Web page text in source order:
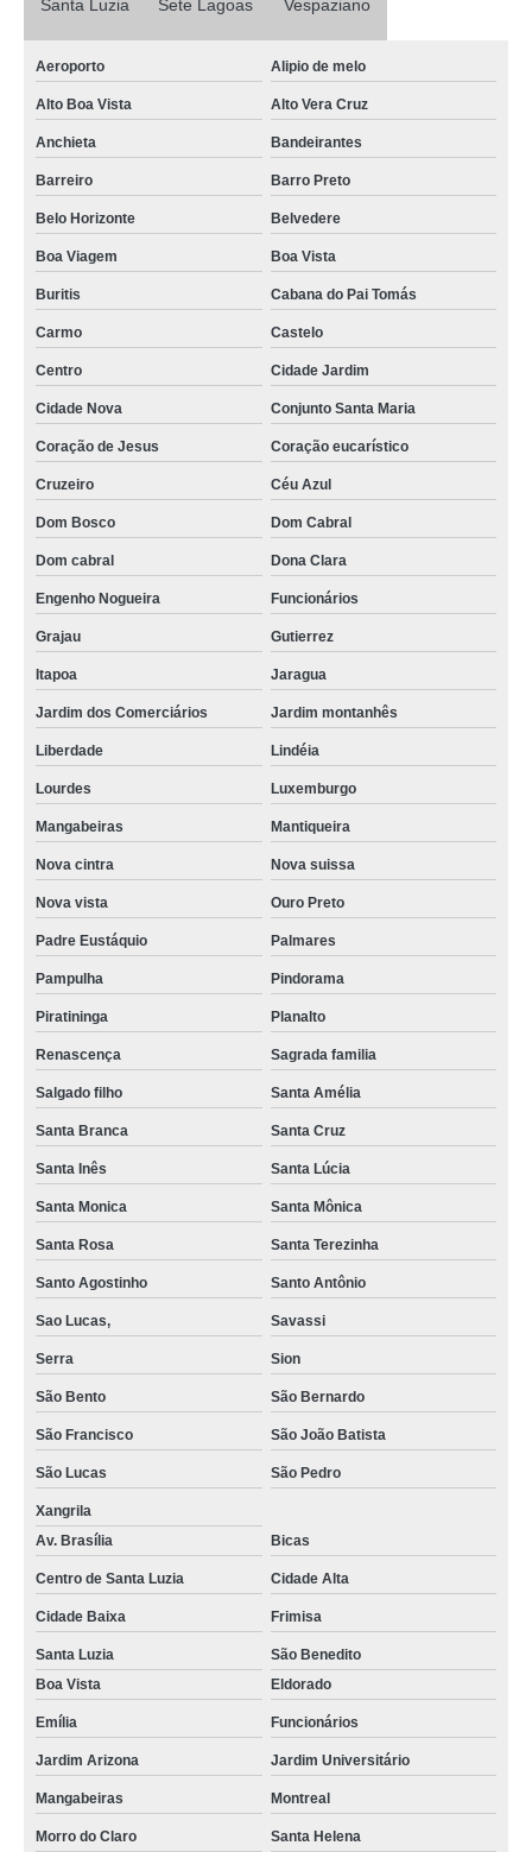
exame admissional aso agendar Alto Vera Cruz
onde faz exame admissional de sangue Vespaziano
exame ocupacional admissional Boa Viagem
exame admissional agendar Belvedere
exame toxicológico admissional agendar Anchieta
exame médico demissional Sion
exame admissional aso Buritis
exame admissional aso agendar Alto Vera Cruz
exame demissional agendar São Cristóvão
onde faz exame admissional perto de mim São Francisco
exame admissional perto de mim Itapoa
exame médico demissional agendar Dom Bosco
onde faz exame médico demissional Lourdes
exame ocupacional admissional Boa Viagem
onde faz exame admissional Liberdade
exame ocupacional admissional agendar Eldorado
exame admissional e demissional Bicas
onde faz exame toxicológico admissional São Bento
exame admissional de sangue agendar Luxemburgo
exame admissional Funcionários
onde faz exame médico demissional Lourdes
exame admissional perto de mim Itapoa
onde faz exame médico admissional Montreal
exame aso admissional agendar Santo Agostinho
onde faz exame admissional Liberdade
exame admissional e demissional Bicas
onde faz exame clínico admissional Santa Rosa
exame admissional de sangue agendar Luxemburgo
onde faz exame aso admissional Cruzeiro
exame aso admissional São Francisco
exame aso admissional agendar Santo Agostinho
exame admissional agendar Belvedere
Santa Luzia Sete Lagoas Vespaziano
Aeroporto Alipio de melo
Alto Boa Vista Alto Vera Cruz
Anchieta Bandeirantes
Barreiro Barro Preto
Belo Horizonte Belvedere
Boa Viagem Boa Vista
Buritis Cabana do Pai Tomás
Carmo Castelo
Centro Cidade Jardim
Cidade Nova Conjunto Santa Maria
Coração de Jesus Coração eucarístico
Cruzeiro Céu Azul
Dom Bosco Dom Cabral
Dom cabral Dona Clara
Engenho Nogueira Funcionários
Grajau Gutierrez
Itapoa Jaragua
Jardim dos Comerciários Jardim montanhês
Liberdade Lindéia
Lourdes Luxemburgo
Mangabeiras Mantiqueira
Nova cintra Nova suissa
Nova vista Ouro Preto
Padre Eustáquio Palmares
Pampulha Pindorama
Piratininga Planalto
Renascença Sagrada familia
Salgado filho Santa Amélia
Santa Branca Santa Cruz
Santa Inês Santa Lúcia
Santa Monica Santa Mônica
Santa Rosa Santa Terezinha
Santo Agostinho Santo Antônio
Sao Lucas, Savassi
Serra Sion
São Bento São Bernardo
São Francisco São João Batista
São Lucas São Pedro
Xangrila
Av. Brasília
Bicas
Centro de Santa Luzia Cidade Alta
Cidade Baixa Frimisa
Santa Luzia
São Benedito
Boa Vista
Eldorado
Emília Funcionários
Jardim Arizona Jardim Universitário
Mangabeiras Montreal
Morro do Claro Santa Helena